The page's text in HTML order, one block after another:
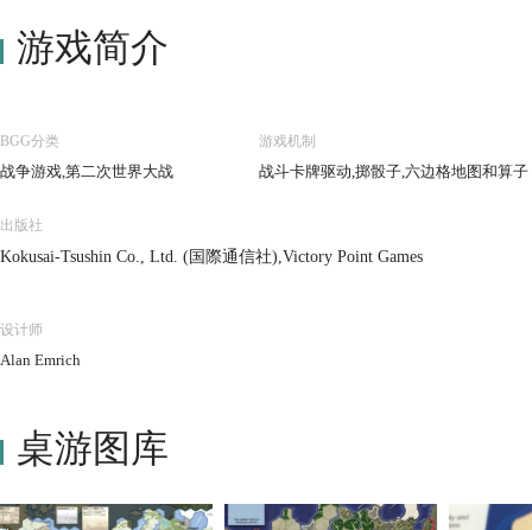
游戏简介
BGG分类
战争游戏,第二次世界大战
游戏机制
战斗卡牌驱动,掷骰子,六边格地图和算子
出版社
Kokusai-Tsushin Co., Ltd. (国際通信社),Victory Point Games
设计师
Alan Emrich
桌游图库